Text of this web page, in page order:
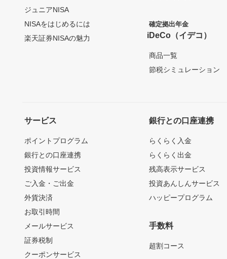
ジュニアNISA
NISAをはじめるには
楽天証券NISAの魅力
確定拠出年金
iDeCo（イデコ）
商品一覧
節税シミュレーション
サービス
ポイントプログラム
銀行との口座連携
投資情報サービス
ご入金・ご出金
外貨決済
お取引時間
メールサービス
証券税制
クーポンサービス
銀行との口座連携
らくらく入金
らくらく出金
残高表示サービス
投資あんしんサービス
ハッピープログラム
手数料
超割コース